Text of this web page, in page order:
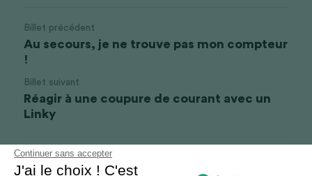
Continuer sans accepter
J'ai le choix ! C'est
Billet précédent
Au secours, je ne trouve pas mon compteur
!
Billet suivant
Réagir à une coupure de courant avec un
Linky
Revenir au site